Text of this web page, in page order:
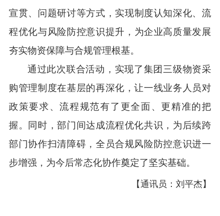
宣贯、问题研讨等方式， 实现制度认知深化、流
程优化与风险防控意识提升 ，为企业高质量发展
夯实物资保障与合规管理根基。
通过此次联合活动 ， 实现了集团三级物资采
购管理制度在基层的再深化，让一线业务人员对
政策要求、流程规范有了更全面、更精准的把
握。同时，部门间达成流程优化共识，为后续跨
部门协作扫清障碍， 全员合规风险防控意识进一
步增强， 为今后常态化协作奠定了坚实基础。
【通讯员：刘平杰】